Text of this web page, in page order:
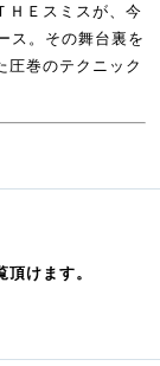
ＨＥスミスが、今
ス。その舞台裏を
圧巻のテクニック
けます。